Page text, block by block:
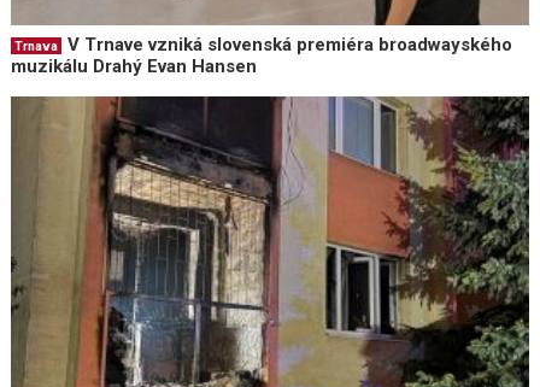
Trnava
V Trnave vzniká slovenská premiéra broadwayského
muzikálu Drahý Evan Hansen